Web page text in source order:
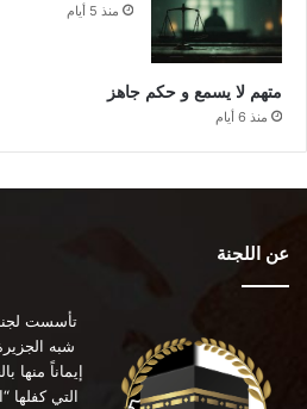
منذ 5 أيام
متهم لا يسمع و حكم جاهز
منذ 6 أيام
عن اللجنة
تأسست
إيماناً منها
التي كفلها